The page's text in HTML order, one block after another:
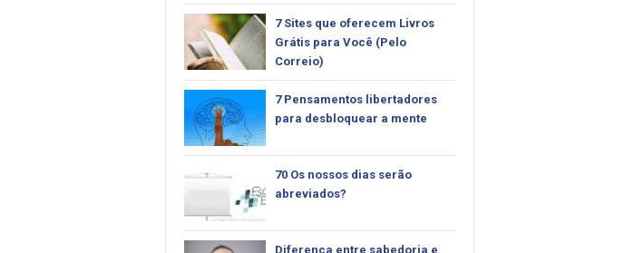
7 Sites que oferecem Livros
Grátis para Você (Pelo
Correio)
7 Pensamentos libertadores
para desbloquear a mente
70 Os nossos dias serão
abreviados?
Diferença entre sabedoria e